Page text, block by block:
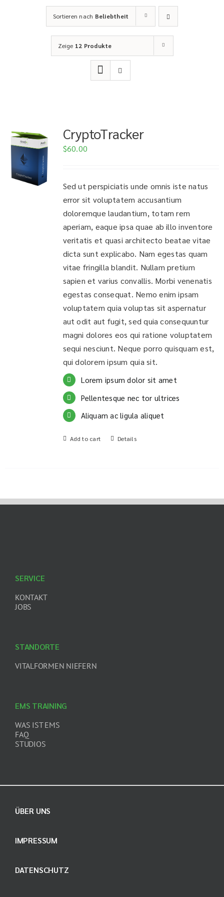
Sortieren nach Beliebtheit
Zeige 12 Produkte
CryptoTracker
$60.00
Sed ut perspiciatis unde omnis iste natus
error sit voluptatem accusantium
doloremque laudantium, totam rem
aperiam, eaque ipsa quae ab illo inventore
veritatis et quasi architecto beatae vitae
dicta sunt explicabo. Nam egestas quam
vitae fringilla blandit. Nullam pretium
sapien et varius convallis. Morbi venenatis
egestas consequat. Nemo enim ipsam
voluptatem quia voluptas sit aspernatur
aut odit aut fugit, sed quia consequuntur
magni dolores eos qui ratione voluptatem
sequi nesciunt. Neque porro quisquam est,
qui dolorem ipsum quia sit.
Lorem ipsum dolor sit amet
Pellentesque nec tor ultrices
Aliquam ac ligula aliquet
Add to cart Details
EMS TRAINING
WAS IST EMS
FAQ
STUDIOS
SERVICE
KONTAKT
JOBS
STANDORTE
VITALFORMEN NIEFERN
ÜBER UNS
IMPRESSUM
DATENSCHUTZ